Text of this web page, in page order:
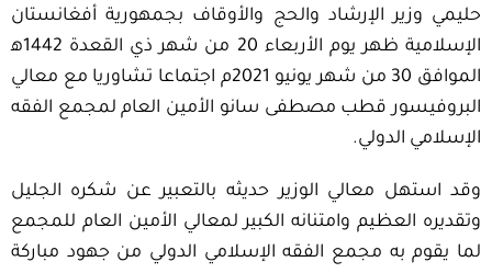
حليمي وزير الإرشاد والحج والأوقاف بجمهورية أفغانستان
الإسلامية ظهر يوم الأربعاء 20 من شهر ذي القعدة 1442ه‍
الموافق 30 من شهر يونيو 2021م اجتماعا تشاوريا مع معالي
البروفيسور قطب مصطفى سانو الأمين العام لمجمع الفقه
الإسلامي الدولي.
وقد استهل معالي الوزير حديثه بالتعبير عن شكره الجليل
وتقديره العظيم وامتنانه الكبير لمعالي الأمين العام للمجمع
لما يقوم به مجمع الفقه الإسلامي الدولي من جهود مباركة